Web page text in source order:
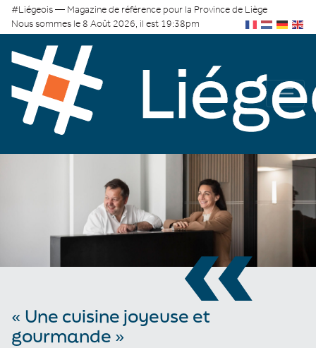
#Liégeois — Magazine de référence pour la Province de Liège
Nous sommes le 8 Août 2026, il est 19:38pm
«
« Une cuisine joyeuse et
gourmande »